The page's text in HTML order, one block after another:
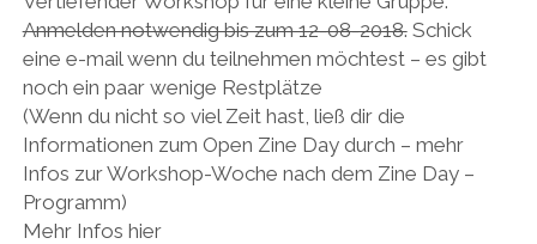
Anmelden notwendig bis zum 12-08-2018.Schick
eine e-mail wenn du teilnehmen möchtest – es gibt
noch ein paar wenige Restplätze
(Wenn du nicht so viel Zeit hast, ließ dir die
Informationen zum Open Zine Day durch – mehr
Infos zur Workshop-Woche nach dem Zine Day –
Programm)
Mehr Infos hier